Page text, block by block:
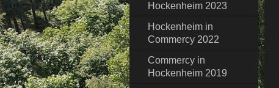
Hockenheim 2023
Hockenheim in
Commercy 2022
Commercy in
Hockenheim 2019